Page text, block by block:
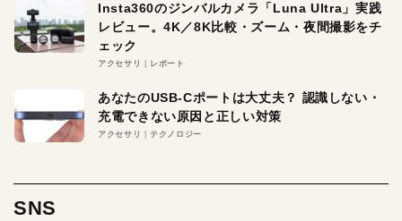
Insta360のジンバルカメラ「Luna Ultra」実践
レビュー。4K／8K比較・ズーム・夜間撮影をチ
ェック
アクセサリ レポート
あなたのUSB-Cポートは大丈夫？ 認識しない・
充電できない原因と正しい対策
アクセサリ テクノロジー
SNS